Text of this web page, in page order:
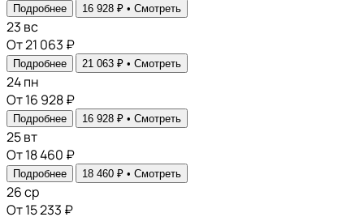
Подробнее 16 928 ₽ • Смотреть
23 вс
От 21 063 ₽
Подробнее 21 063 ₽ • Смотреть
24пн
От 16 928 ₽
Подробнее 16 928 ₽ • Смотреть
25вт
От 18 460 ₽
Подробнее 18 460 ₽ • Смотреть
26ср
От 15 233 ₽